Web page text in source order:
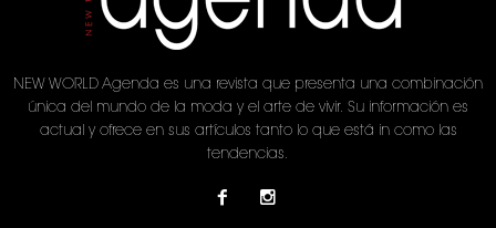
NEW WORLD Agenda es una revista que presenta una combinación
única del mundo de la moda y el arte de vivir. Su información es
actual y ofrece en sus artículos tanto lo que está in como las
tendencias.